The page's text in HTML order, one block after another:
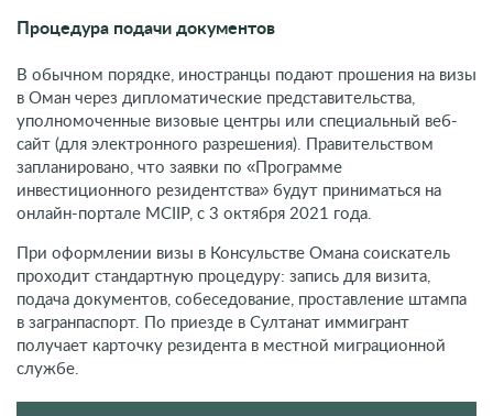
Процедура подачи документов
В обычном порядке, иностранцы подают прошения на визы
в Оман через дипломатические представительства,
уполномоченные визовые центры или специальный веб-
сайт (для электронного разрешения). Правительством
запланировано, что заявки по «Программе
инвестиционного резидентства» будут приниматься на
онлайн-портале MCIIP, с 3 октября 2021 года.
При оформлении визы в Консульстве Омана соискатель
проходит стандартную процедуру: запись для визита,
подача документов, собеседование, проставление штампа
в загранпаспорт. По приезде в Султанат иммигрант
получает карточку резидента в местной миграционной
службе.